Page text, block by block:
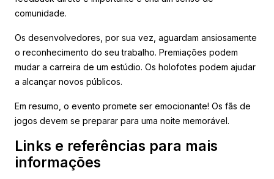
comunidade.
Os desenvolvedores, por sua vez, aguardam ansiosamente
o reconhecimento do seu trabalho. Premiações podem
mudar a carreira de um estúdio. Os holofotes podem ajudar
a alcançar novos públicos.
Em resumo, o evento promete ser emocionante! Os fãs de
jogos devem se preparar para uma noite memorável.
Links e referências para mais
informações